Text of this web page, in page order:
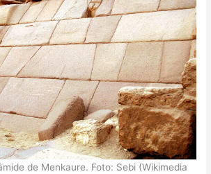
de Menkaure. Foto: Sebi (Wikimedia